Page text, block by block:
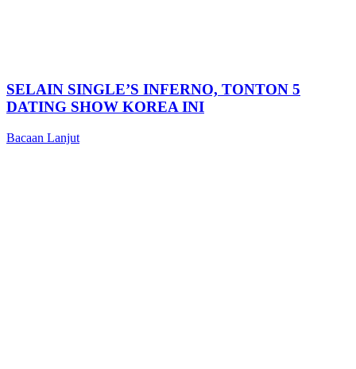
SELAIN SINGLE’S INFERNO, TONTON 5
DATING SHOW KOREA INI
Bacaan Lanjut